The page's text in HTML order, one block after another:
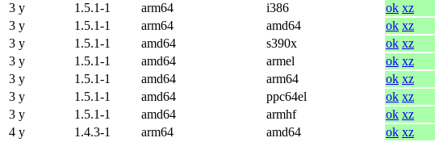
3 y
1.5.1-1 arm64 i386 ok xz
3 y
1.5.1-1 arm64 amd64 ok xz
3 y
1.5.1-1 amd64 s390x ok xz
3 y
1.5.1-1 amd64 armel ok xz
3 y
1.5.1-1 amd64 arm64 ok xz
3 y
1.5.1-1 amd64 ppc64el ok xz
3 y
1.5.1-1 amd64 armhf ok xz
4 y
1.4.3-1 arm64 amd64 ok xz